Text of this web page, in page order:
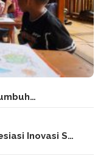
Inovasi S…